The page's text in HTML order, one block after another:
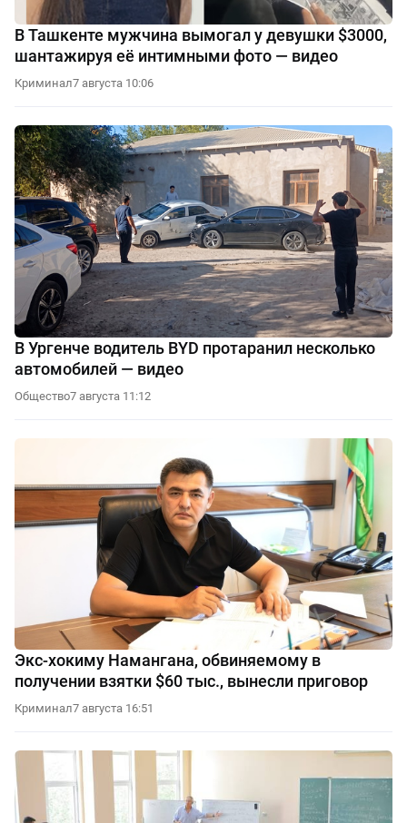
В Ташкенте мужчина вымогал у девушки $3000,
шантажируя её интимными фото — видео
Криминал7 августа 10:06
В Ургенче водитель BYD протаранил несколько
автомобилей — видео
Общество7 августа 11:12
Экс-хокиму Намангана, обвиняемому в
получении взятки $60 тыс., вынесли приговор
Криминал7 августа 16:51